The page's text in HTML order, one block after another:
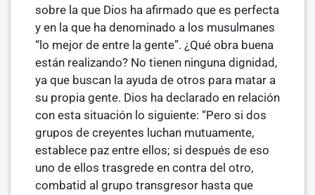
sobre la que Dios ha afirmado que es perfecta
y en la que ha denominado a los musulmanes
“lo mejor de entre la gente”. ¿Qué obra buena
están realizando? No tienen ninguna dignidad,
ya que buscan la ayuda de otros para matar a
su pro­pia gente. Dios ha declarado en relación
con esta situación lo siguiente: “Pero si dos
grupos de creyentes luchan mutuamente,
establece paz entre ellos; si después de eso
uno de ellos trasgrede en contra del otro,
combatid al grupo transgresor hasta que